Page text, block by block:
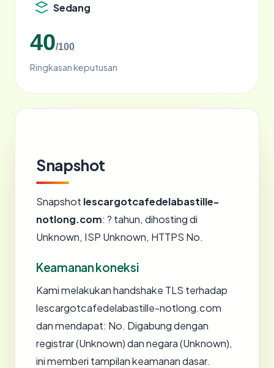
Sedang
40/100
Ringkasan keputusan
Snapshot
Snapshot lescargotcafedelabastille-
notlong.com: ? tahun, dihosting di
Unknown, ISP Unknown, HTTPS No.
Keamanan koneksi
Kami melakukan handshake TLS terhadap
lescargotcafedelabastille-notlong.com
dan mendapat: No. Digabung dengan
registrar (Unknown) dan negara (Unknown),
ini memberi tampilan keamanan dasar.